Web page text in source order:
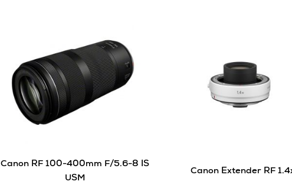
Canon RF 100-400mm F/5.6-8 IS
USM
Canon Extender RF